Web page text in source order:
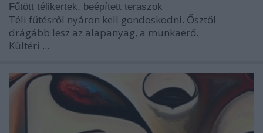
Fűtött télikertek, beépített teraszok
Téli fűtésről nyáron kell gondoskodni. Ősztől
drágább lesz az alapanyag, a munkaerő.
Kültéri ...